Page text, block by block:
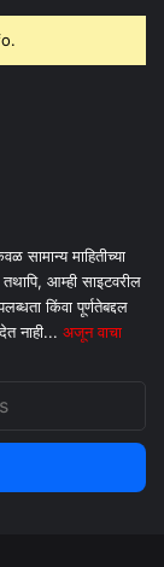
माहितीच्या
आम्ही साइटवरील
किंवा पूर्णतेबद्दल
​​नाही... अजून वाचा